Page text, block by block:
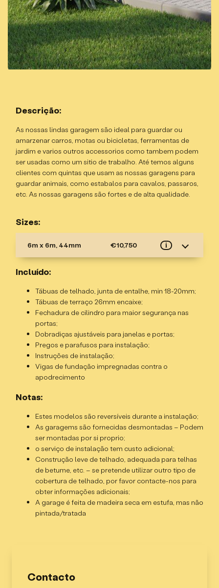
Descrição:
As nossas lindas garagem são ideal para guardar ou
amarzenar carros, motas ou bicicletas, ferramentas de
jardim e varios outros accessorios como tambem podem
ser usadas como um sitio de trabalho. Até temos alguns
clientes com quintas que usam as nossas garagens para
guardar animais, como estabalos para cavalos, passaros,
etc. As nossas garagens são fortes e de alta qualidade.
Sizes:
6m x 6m, 44mm i
€10,750
Especificações
Grossura de madeira – 44mm, duplo T&G;
Madeira de abeto/pinho
Altura da cumeeira – 2,948m;
Altura da parede – 2,227m;
Dimensões externas (incl. ranhuras) – 6x6m;
Área interna – 32,63m2;
Tamanho da base – 5,8 x 5,8m;
Porta de garagem de madeira pesada não incluída –
extra opcional
Porta de pedestre simples, meio envidraçada,
2 janelas duplas
Janelas e porta são de vidro duplo
Incluído:
Tábuas de telhado, junta de entalhe, min 18-20mm;
Tábuas de terraço 26mm encaixe;
Fechadura de cilindro para maior segurança nas
portas;
Dobradiças ajustáveis para janelas e portas;
Pregos e parafusos para instalação;
Instruções de instalação;
Vigas de fundação impregnadas contra o
apodrecimento
Notas:
Estes modelos são reversíveis durante a instalação;
As garagems são fornecidas desmontadas – Podem
ser montadas por si proprio;
o serviço de instalação tem custo adicional;
Construção leve de telhado, adequada para telhas
de betume, etc. – se pretende utilizar outro tipo de
cobertura de telhado, por favor contacte-nos para
obter informações adicionais;
A garage é feita de madeira seca em estufa, mas não
pintada/tratada
Contacto